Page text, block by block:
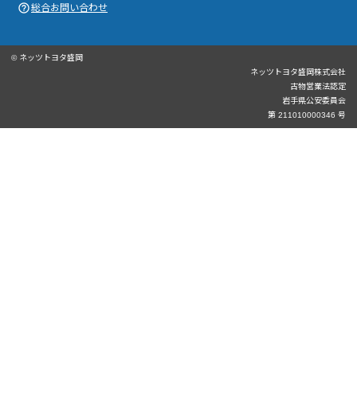
help_outline総合お問い合わせ
© ネッツトヨタ盛岡
ネッツトヨタ盛岡株式会社
古物営業法認定
岩手県公安委員会
第 211010000346 号